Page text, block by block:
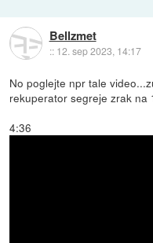
Bellzmet
:: 12. sep 2023, 14:17
No poglejte npr tale
rekuperator segreje zrak na
4:36